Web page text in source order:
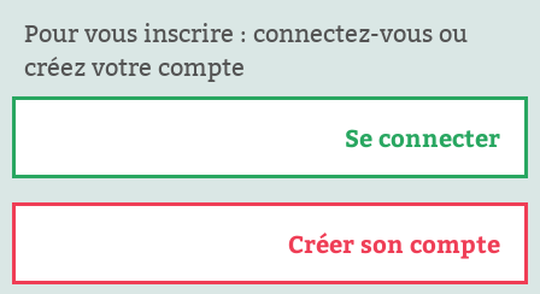
Pour vous inscrire : connectez-vous ou
créez votre compte
Se connecter
Créer son compte